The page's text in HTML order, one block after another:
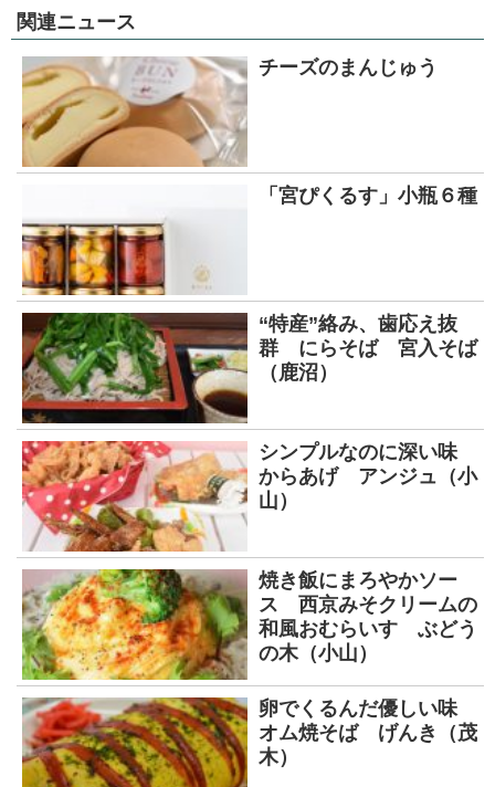
関連ニュース
チーズのまんじゅう
「宮ぴくるす」小瓶６種
“特産”絡み、歯応え抜
群 にらそば 宮入そば
（鹿沼）
シンプルなのに深い味
からあげ アンジュ（小
山）
焼き飯にまろやかソー
ス 西京みそクリームの
和風おむらいす ぶどう
の木（小山）
卵でくるんだ優しい味
オム焼そば げんき（茂
木）